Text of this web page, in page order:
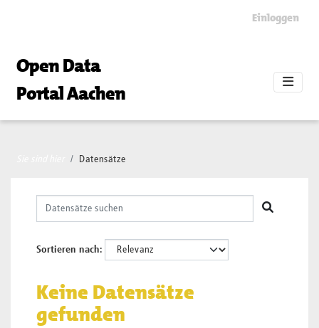
Einloggen
Open Data
Portal Aachen
Datensätze
Sortieren nach
Keine Datensätze
gefunden